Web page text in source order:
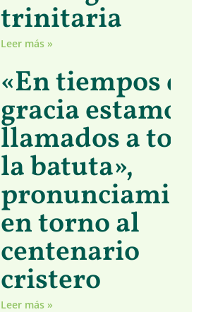
trinitaria
Leer más »
«En tiempos de
gracia estamos
llamados a
la batuta»,
en torno al
centenario
cristero
Leer más »